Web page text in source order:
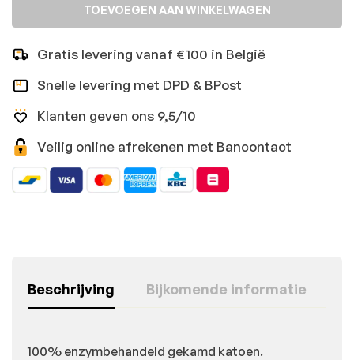
TOEVOEGEN AAN WINKELWAGEN
Gratis levering vanaf €100 in België
Snelle levering met DPD & BPost
Klanten geven ons 9,5/10
Veilig online afrekenen met Bancontact
Beschrijving Bijkomende informatie
100% enzymbehandeld gekamd katoen.